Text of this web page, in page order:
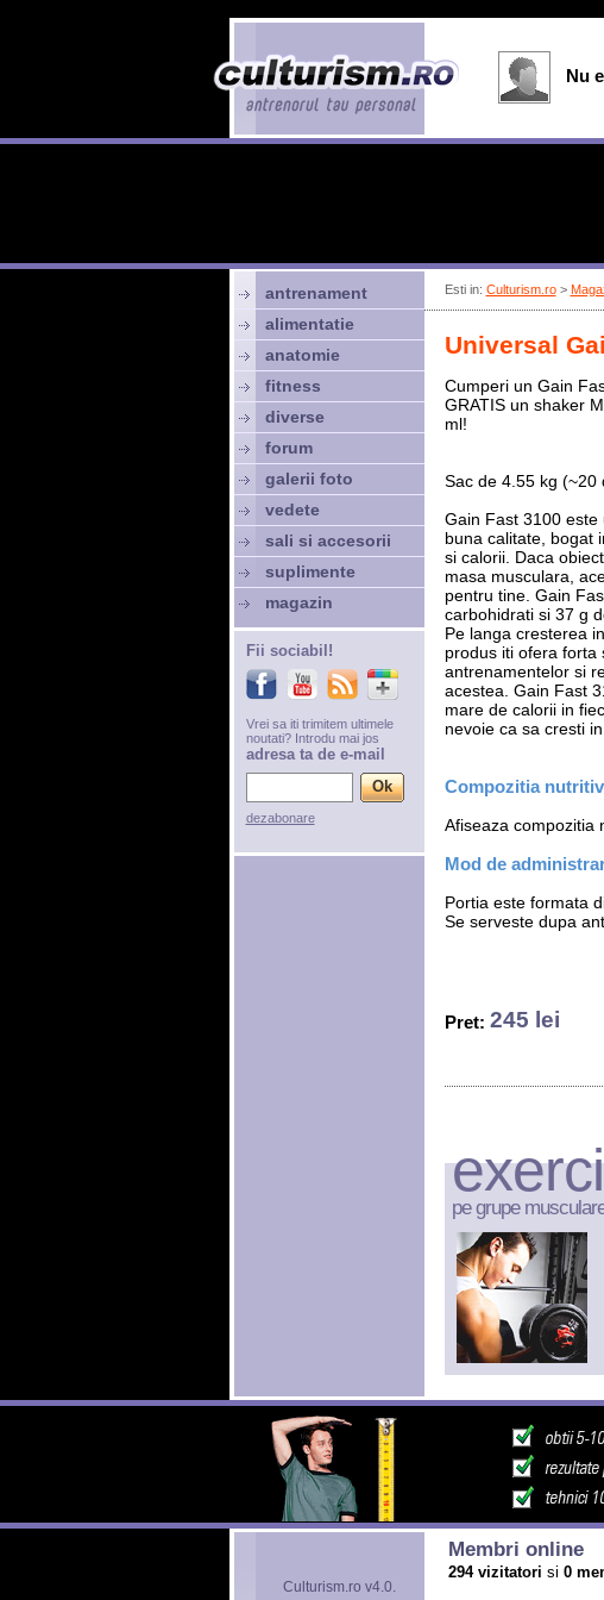
Esti in: Culturism.ro>
Universal
Cumperi un Gain
GRATIS un shaker
ml!
Sac de 4.55 kg (~20
Gain Fast 3100
buna calitate, bogat
si calorii. Daca
masa musculara,
pentru tine. Gain
carbohidrati si 37 g
Pe langa cresterea
produs iti ofera forta
antrenamentelor si
acestea. Gain Fast
mare de calorii in
nevoie ca sa cresti
Compozitia
Afiseaza compozitia
Mod de
Portia este formata
Se serveste dupa
Pret: 245 lei
pe grupe
antrenament
alimentatie
anatomie
fitness
diverse
forum
galerii foto
vedete
sali si accesorii
suplimente
magazin
Fii sociabil!
Vrei sa iti trimitem ultimele
noutati? Introdu mai jos
adresa ta de e-mail
dezabonare
Culturism.ro v4.0.
Membri online
294 vizitatori si 0
Nu